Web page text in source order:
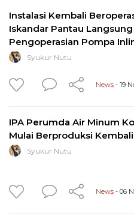
Instalasi Kembali
Iskandar Pantau Langsung
Pengoperasian Pompa
Syukur Nutu
News - 19
IPA Perumda Air Minum
Mulai Berproduksi Kembali
Syukur Nutu
News - 06